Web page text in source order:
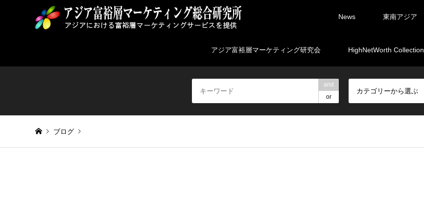
News 東南アジア
アジア富裕層マーケティング研究会 HighNetWorth Collection
and
or
カテゴリーから選ぶ
ブログ